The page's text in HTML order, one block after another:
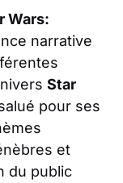
Wars:
narrative
Star
pour ses
et
du public